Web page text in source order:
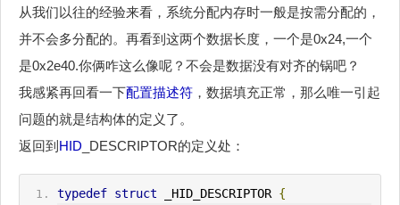
从我们以往的经验来看，系统分配内存时一般是按需分配的，
并不会多分配的。再看到这两个数据长度，一个是0x24,一个
是0x2e40.你俩咋这么像呢？不会是数据没有对齐的锅吧？
我感紧再回看一下配置描述符 ，数据填充正常，那么唯一引起
问题的就是结构体的定义了。
返回到 HID _DESCRIPTOR的定义处：
typedef struct HID_DESCRIPTOR {